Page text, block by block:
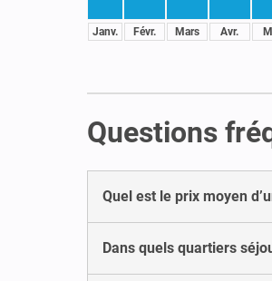
Janv. Févr. Mars Avr.
Questions
Quel est le prix moyen
Dans quels quartiers